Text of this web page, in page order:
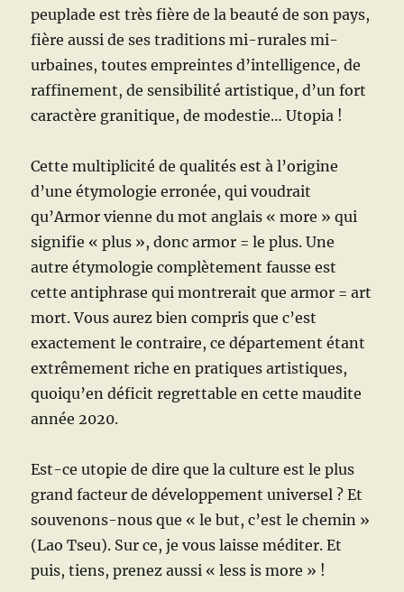
peuplade est très fière de la beauté de son pays,
fière aussi de ses traditions mi-rurales mi-
urbaines, toutes empreintes d’intelligence, de
raffinement, de sensibilité artistique, d’un fort
caractère granitique, de modestie… Utopia !
Cette multiplicité de qualités est à l’origine
d’une étymologie erronée, qui voudrait
qu’Armor vienne du mot anglais « more » qui
signifie « plus », donc armor = le plus. Une
autre étymologie complètement fausse est
cette antiphrase qui montrerait que armor = art
mort. Vous aurez bien compris que c’est
exactement le contraire, ce département étant
extrêmement riche en pratiques artistiques,
quoiqu’en déficit regrettable en cette maudite
année 2020.
Est-ce utopie de dire que la culture est le plus
grand facteur de développement universel ? Et
souvenons-nous que « le but, c’est le chemin »
(Lao Tseu). Sur ce, je vous laisse méditer. Et
puis, tiens, prenez aussi « less is more » !